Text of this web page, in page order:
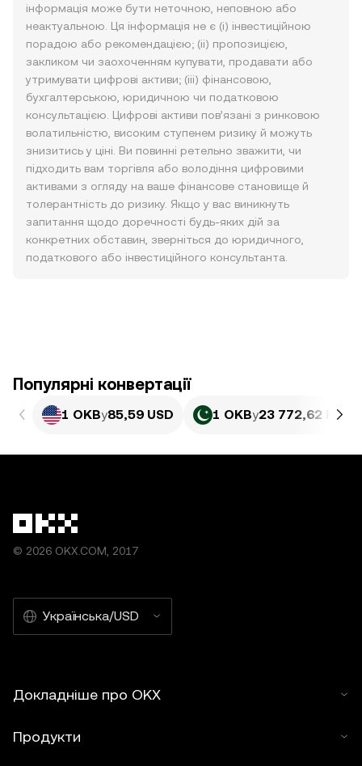
інформація може бути неточною, неповною або
неактуальною. Ця інформація не є (i) інвестиційною
порадою або рекомендацією; (ii) пропозицією,
закликом чи заохоченням купувати, продавати або
утримувати цифрові активи; (iii) фінансовою,
бухгалтерською, юридичною чи податковою
консультацією. Цифрові активи пов’язані з ринковою
волатильністю, високим ступенем ризику й можуть
знизитись у ціні. Ви повинні ретельно зважити, чи
підходить вам торгівля або володіння цифровими
активами з огляду на ваше фінансове становище й
толерантність до ризику. Якщо у вас виникнуть
запитання щодо доречності будь-яких дій за
конкретних обставин, зверніться до юридичного,
податкового або інвестиційного консультанта.
Популярні конвертації
1 OKBу85,59 USD 1 OKBу23 772,62 PKR
© 2026 OKX.COM, 2017
Українська/USD
Докладніше про OKX
Продукти